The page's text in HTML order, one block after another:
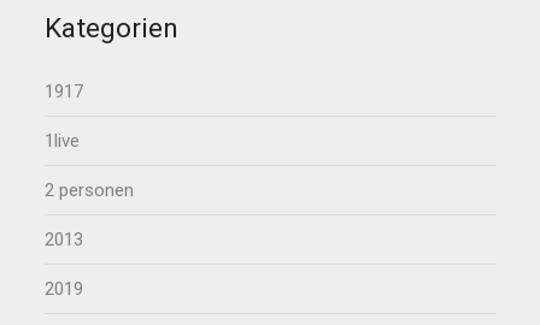
Kategorien
1917
1live
2 personen
2013
2019